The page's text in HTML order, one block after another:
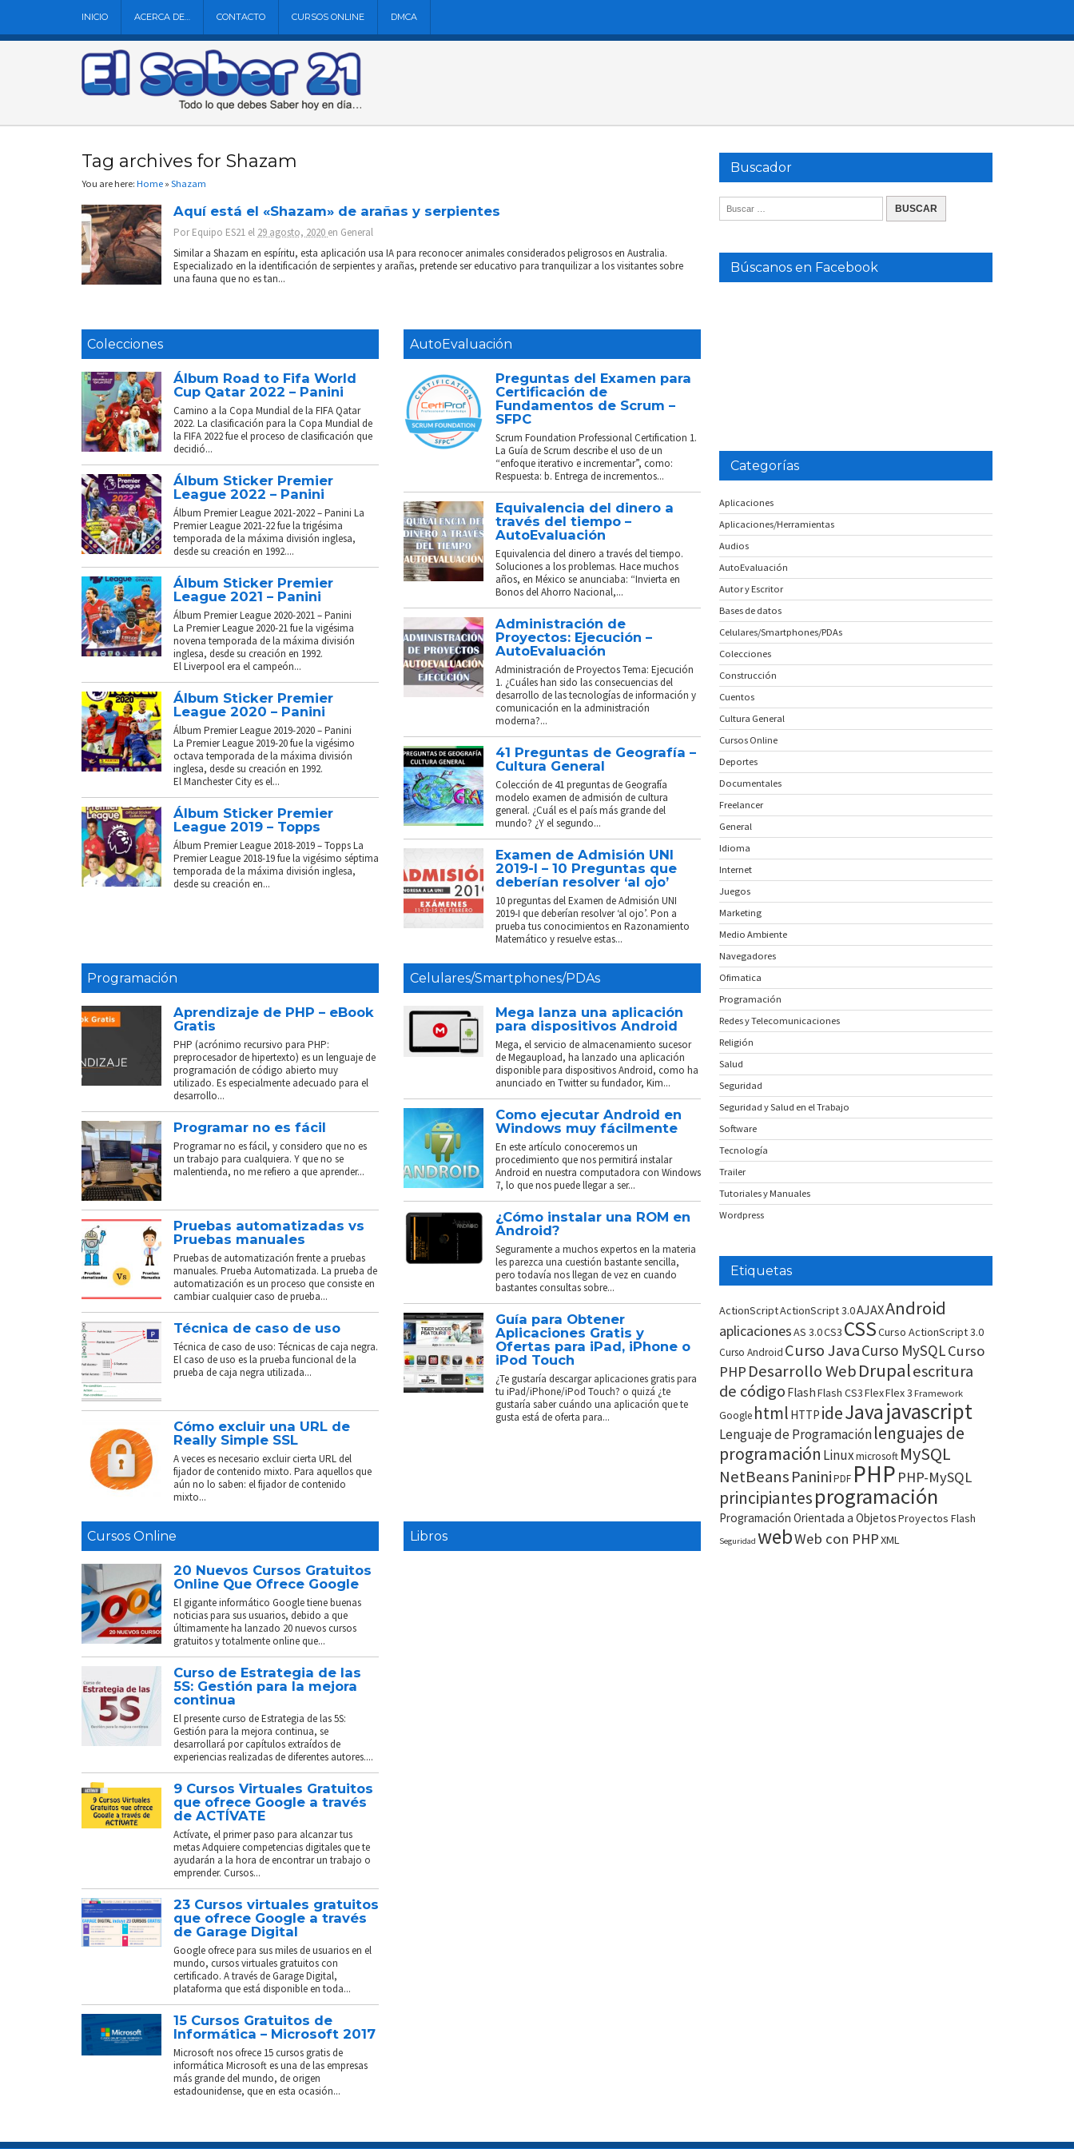
INICIO ACERCA DE… CONTACTO CURSOS ONLINE DMCA
Tag archives for Shazam
You are here: Home » Shazam
Aquí está el «Shazam» de arañas y serpientes
PorEquipo ES21 el 29 agosto, 2020 en General
Similar a Shazam en espíritu, esta aplicación usa IA para reconocer animales considerados peligrosos en Australia.
Especializado en la identificación de serpientes y arañas, pretende ser educativo para tranquilizar a los visitantes sobre
una fauna que no es tan...
Colecciones
Álbum Road to Fifa World
Cup Qatar 2022 – Panini
Camino a la Copa Mundial de la FIFA Qatar
2022. La clasificación para la Copa Mundial de
la FIFA 2022 fue el proceso de clasificación que
decidió...
Álbum Sticker Premier
League 2022 – Panini
Álbum Premier League 2021-2022 – Panini La
Premier League 2021-22 fue la trigésima
temporada de la máxima división inglesa,
desde su creación en 1992....
Álbum Sticker Premier
League 2021 – Panini
Álbum Premier League 2020-2021 – Panini
La Premier League 2020-21 fue la vigésima
novena temporada de la máxima división
inglesa, desde su creación en 1992.
El Liverpool era el campeón...
Álbum Sticker Premier
League 2020 – Panini
Álbum Premier League 2019-2020 – Panini
La Premier League 2019-20 fue la vigésimo
octava temporada de la máxima división
inglesa, desde su creación en 1992.
El Manchester City es el...
Álbum Sticker Premier
League 2019 – Topps
Álbum Premier League 2018-2019 – Topps La
Premier League 2018-19 fue la vigésimo séptima
temporada de la máxima división inglesa,
desde su creación en...
AutoEvaluación
Preguntas del Examen para
Certificación de
Fundamentos de Scrum –
SFPC
Scrum Foundation Professional Certification 1.
La Guía de Scrum describe el uso de un
“enfoque iterativo e incrementar”, como:
Respuesta: b. Entrega de incrementos...
Equivalencia del dinero a
través del tiempo –
AutoEvaluación
Equivalencia del dinero a través del tiempo.
Soluciones a los problemas. Hace muchos
años, en México se anunciaba: “Invierta en
Bonos del Ahorro Nacional,...
Administración de
Proyectos: Ejecución –
AutoEvaluación
Administración de Proyectos Tema: Ejecución
1. ¿Cuáles han sido las consecuencias del
desarrollo de las tecnologías de información y
comunicación en la administración
moderna?...
41 Preguntas de Geografía –
Cultura General
Colección de 41 preguntas de Geografía
modelo examen de admisión de cultura
general. ¿Cuál es el país más grande del
mundo? ¿Y el segundo...
Examen de Admisión UNI
2019-I – 10 Preguntas que
deberían resolver ‘al ojo’
10 preguntas del Examen de Admisión UNI
2019-I que deberían resolver ‘al ojo’. Pon a
prueba tus conocimientos en Razonamiento
Matemático y resuelve estas...
Programación
Aprendizaje de PHP – eBook
Gratis
PHP (acrónimo recursivo para PHP:
preprocesador de hipertexto) es un lenguaje de
programación de código abierto muy
utilizado. Es especialmente adecuado para el
desarrollo...
Programar no es fácil
Programar no es fácil, y considero que no es
un trabajo para cualquiera. Y que no se
malentienda, no me refiero a que aprender...
Pruebas automatizadas vs
Pruebas manuales
Pruebas de automatización frente a pruebas
manuales. Prueba Automatizada. La prueba de
automatización es un proceso que consiste en
cambiar cualquier caso de prueba...
Técnica de caso de uso
Técnica de caso de uso: Técnicas de caja negra.
El caso de uso es la prueba funcional de la
prueba de caja negra utilizada...
Cómo excluir una URL de
Really Simple SSL
A veces es necesario excluir cierta URL del
fijador de contenido mixto. Para aquellos que
aún no lo saben: el fijador de contenido
mixto...
Celulares/Smartphones/PDAs
Mega lanza una aplicación
para dispositivos Android
Mega, el servicio de almacenamiento sucesor
de Megaupload, ha lanzado una aplicación
disponible para dispositivos Android, como ha
anunciado en Twitter su fundador, Kim...
Como ejecutar Android en
Windows muy fácilmente
En este artículo conoceremos un
procedimiento que nos permitirá instalar
Android en nuestra computadora con Windows
7, lo que nos puede llegar a ser...
¿Cómo instalar una ROM en
Android?
Seguramente a muchos expertos en la materia
les parezca una cuestión bastante sencilla,
pero todavía nos llegan de vez en cuando
bastantes consultas sobre...
Guía para Obtener
Aplicaciones Gratis y
Ofertas para iPad, iPhone o
iPod Touch
¿Te gustaría descargar aplicaciones gratis para
tu iPad/iPhone/iPod Touch? o quizá ¿te
gustaría saber cuándo una aplicación que te
gusta está de oferta para...
Cursos Online
20 Nuevos Cursos Gratuitos
Online Que Ofrece Google
El gigante informático Google tiene buenas
noticias para sus usuarios, debido a que
últimamente ha lanzado 20 nuevos cursos
gratuitos y totalmente online que...
Curso de Estrategia de las
5S: Gestión para la mejora
continua
El presente curso de Estrategia de las 5S:
Gestión para la mejora continua, se
desarrollará por capítulos extraídos de
experiencias realizadas de diferentes autores....
9 Cursos Virtuales Gratuitos
que ofrece Google a través
de ACTÍVATE
Actívate, el primer paso para alcanzar tus
metas Adquiere competencias digitales que te
ayudarán a la hora de encontrar un trabajo o
emprender. Cursos...
23 Cursos virtuales gratuitos
que ofrece Google a través
de Garage Digital
Google ofrece para sus miles de usuarios en el
mundo, cursos virtuales gratuitos con
certificado. A través de Garage Digital,
plataforma que está disponible en toda...
15 Cursos Gratuitos de
Informática – Microsoft 2017
Microsoft nos ofrece 15 cursos gratis de
informática Microsoft es una de las empresas
más grande del mundo, de origen
estadounidense, que en esta ocasión...
Libros
Buscador
Búscanos en Facebook
Categorías
Aplicaciones
Aplicaciones/Herramientas
Audios
AutoEvaluación
Autor y Escritor
Bases de datos
Celulares/Smartphones/PDAs
Colecciones
Construcción
Cuentos
Cultura General
Cursos Online
Deportes
Documentales
Freelancer
General
Idioma
Internet
Juegos
Marketing
Medio Ambiente
Navegadores
Ofimatica
Programación
Redes y Telecomunicaciones
Religión
Salud
Seguridad
Seguridad y Salud en el Trabajo
Software
Tecnología
Trailer
Tutoriales y Manuales
Wordpress
Etiquetas
ActionScriptActionScript 3.0AJAXAndroid
aplicacionesAS 3.0CS3 CSSCurso ActionScript 3.0
Curso Android Curso JavaCurso MySQLCurso
PHP Desarrollo WebDrupalescritura
de código FlashFlash CS3FlexFlex 3 Framework
Google html HTTP ideJavajavascript
Lenguaje de Programaciónlenguajes de
programación Linuxmicrosoft MySQL
NetBeans PaniniPDF PHP PHP-MySQL
principiantesprogramación
Programación Orientada a ObjetosProyectos Flash
Seguridad webWeb con PHPXML